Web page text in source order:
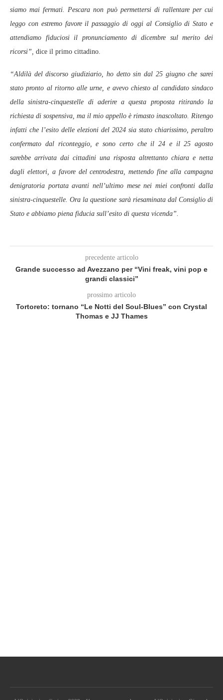
siamo mai fermati. Pescara non può permettersi di rallentare per cui
leggo con estremo favore il passaggio di oggi al Consiglio di Stato e
attendiamo fiduciosi il pronunciamento di dicembre sul merito dei
ricorsi”, dice il primo cittadino.
“Aldilà del discorso giudiziario, ho detto sin dal 25 giugno che sarei
stato pronto al ritorno alle urne, e avevo chiesto al candidato sindaco
della sinistra-cinquestelle di aderire a questa proposta ritirando la
richiesta di sospensiva, ma il mio appello è rimasto inascoltato. Ritengo
infatti che l’esito delle elezioni del 2024 sia stato chiarissimo, peraltro
confermato dal riconteggio, e sono certo che il 24 e il 25 agosto
sarebbe arrivata dai cittadini una risposta altrettanto chiara e netta
dagli elettori, a favore del centrodestra, mettendo fine alla campagna
denigratoria portata avanti nell’ultimo mese nei miei confronti dalla
sinistra-cinquestelle. Ora la questione sarà riesaminata dal Consiglio di
Stato e abbiamo piena fiducia sull’esito di questa vicenda”.
precedente articolo
Grande successo ad Avezzano per “Vini freak, vini pop e
grandi classici”
prossimo articolo
Tortoreto: tornano “Le Notti del Soul-Blues” con Crystal
Thomas e JJ Thames